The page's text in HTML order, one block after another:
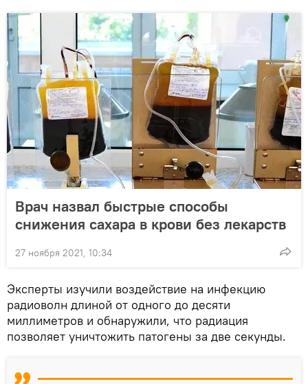
Врач назвал быстрые способы
снижения сахара в крови без лекарств
27 ноября 2021, 10:34
Эксперты изучили воздействие на инфекцию
радиоволн длиной от одного до десяти
миллиметров и обнаружили, что радиация
позволяет уничтожить патогены за две секунды.